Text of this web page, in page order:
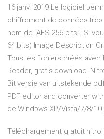
16 janv. 2019 Le logiciel
chiffrement de données
nom de “AES 256 bits”. Si
64 bits) Image Description
Tous les fichiers créés avec
Reader, gratis download.
Bit versie van uitstekende
PDF editor and converter
de Windows XP/Vista/7/8/
Téléchargement gratuit nitro